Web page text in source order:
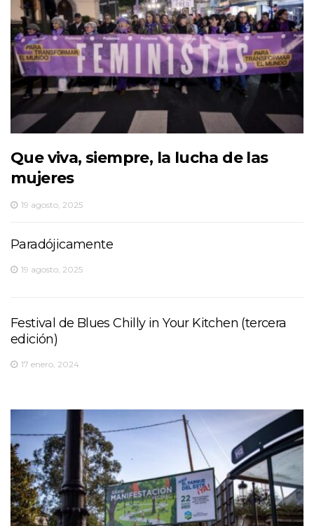
Que viva, siempre, la lucha de las
mujeres
19 agosto, 2025
Paradójicamente
19 agosto, 2025
Festival de Blues Chilly in Your Kitchen (tercera
edición)
17 enero, 2024